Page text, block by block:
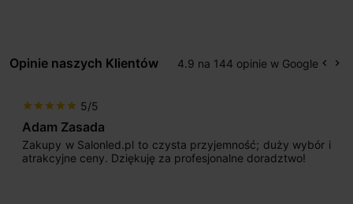
Opinie naszych Klientów 4.9 na 144 opinie w Google keyboard_arrow_left keyboard_arrow_right
star star star star star 5/5
Adam Zasada
Zakupy w Salonled.pl to czysta przyjemność; duży wybór i
atrakcyjne ceny. Dziękuję za profesjonalne doradztwo!